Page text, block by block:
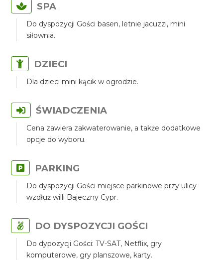
SPA
Do dyspozycji Gości basen, letnie jacuzzi, mini
siłownia.
DZIECI
Dla dzieci mini kącik w ogrodzie.
ŚWIADCZENIA
Cena zawiera zakwaterowanie, a także dodatkowe
opcje do wyboru.
PARKING
Do dyspozycji Gości miejsce parkinowe przy ulicy
wzdłuż willi Bajeczny Cypr.
DO DYSPOZYCJI GOŚCI
Do dypozycji Gości: TV-SAT, Netflix, gry
komputerowe, gry planszowe, karty.